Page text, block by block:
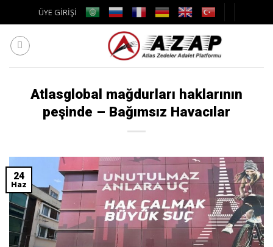
to
content
ÜYE GİRİŞİ
Atlasglobal mağdurları haklarının
peşinde – Bağımsız Havacılar
24
Haz